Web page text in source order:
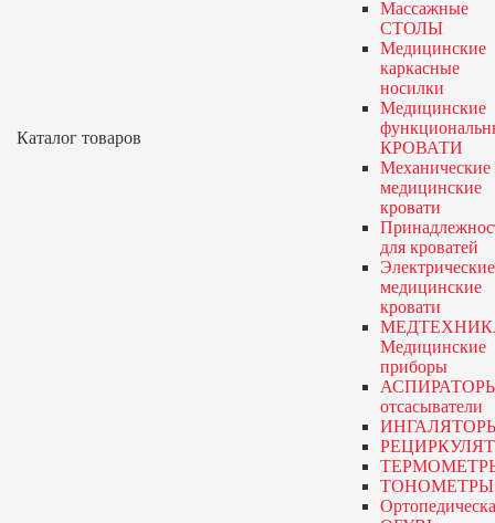
Каталог товаров
Массажные
СТОЛЫ
Медицинские
каркасные
носилки
Медицинские
КРОВАТИ
Механические
медицинские
кровати
для кроватей
Электрические
медицинские
кровати
Медицинские
приборы
отсасыватели
ТОНОМЕТРЫ